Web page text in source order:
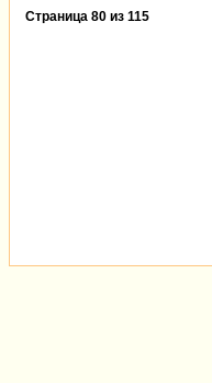
Страница 80 из 115